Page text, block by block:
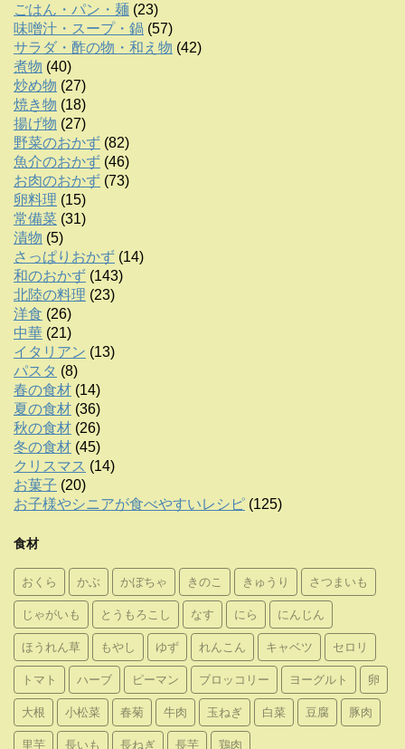
ごはん・パン・麺 (23)
味噌汁・スープ・鍋 (57)
サラダ・酢の物・和え物 (42)
煮物 (40)
炒め物 (27)
焼き物 (18)
揚げ物 (27)
野菜のおかず (82)
魚介のおかず (46)
お肉のおかず (73)
卵料理 (15)
常備菜 (31)
漬物 (5)
さっぱりおかず (14)
和のおかず (143)
北陸の料理 (23)
洋食 (26)
中華 (21)
イタリアン (13)
パスタ (8)
春の食材 (14)
夏の食材 (36)
秋の食材 (26)
冬の食材 (45)
クリスマス (14)
お菓子 (20)
お子様やシニアが食べやすいレシピ (125)
食材
おくら かぶ かぼちゃ きのこ きゅうり さつまいも
じゃがいも とうもろこし なす にら にんじん
ほうれん草 もやし ゆず れんこん キャベツ セロリ
トマト ハーブ ピーマン ブロッコリー ヨーグルト 卵
大根 小松菜 春菊 牛肉 玉ねぎ 白菜 豆腐 豚肉
里芋 長いも 長ねぎ 長芋 鶏肉